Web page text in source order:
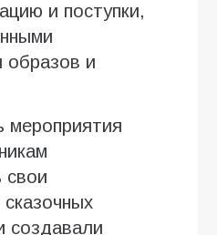
и поступки,
образов и
мероприятия
свои
создавали